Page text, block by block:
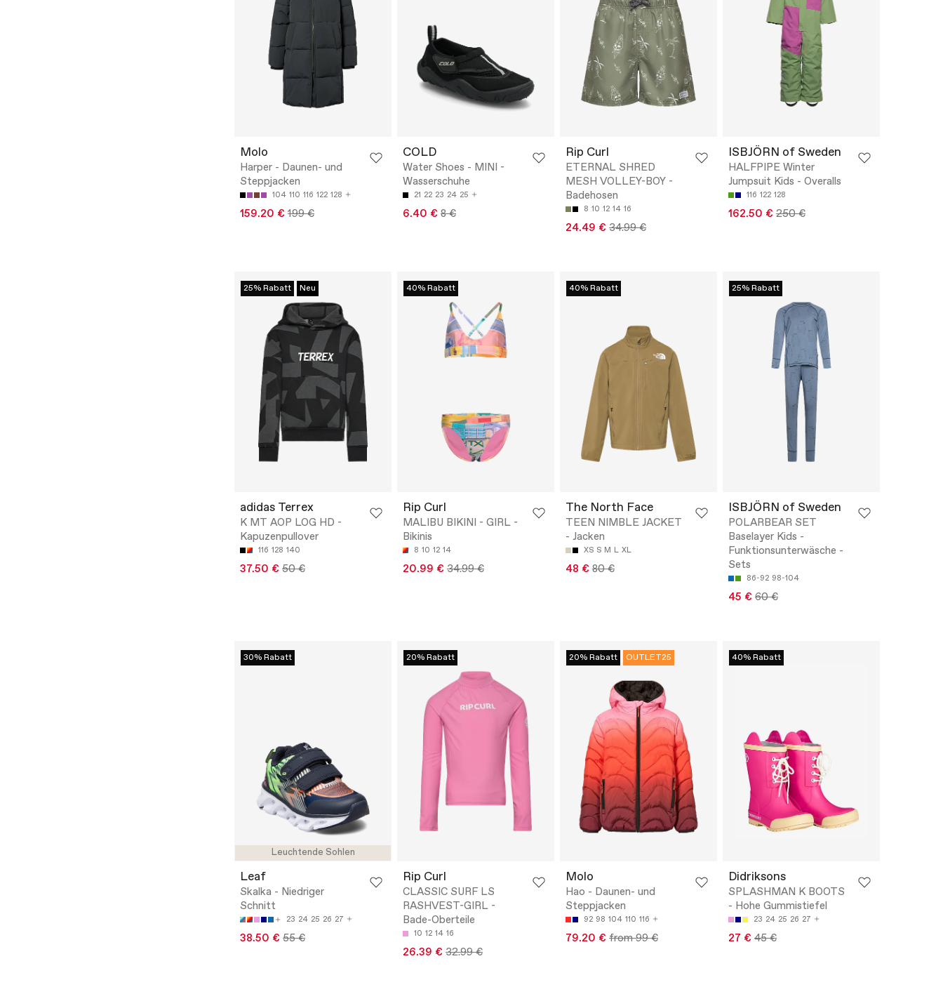
Molo
Harper - Daunen- und
Steppjacken
104 110 116 122 128
159.20 € 199 €
COLD
Water Shoes - MINI -
Wasserschuhe
21 22 23 24 25
6.40 € 8 €
Rip Curl
ETERNAL SHRED
MESH VOLLEY-BOY -
Badehosen
8 10 12 14 16
24.49 € 34.99 €
ISBJÖRN of Sweden
HALFPIPE Winter
Jumpsuit Kids - Overalls
116 122 128
162.50 € 250 €
25% Rabatt Neu
adidas Terrex
K MT AOP LOG HD -
Kapuzenpullover
116 128 140
37.50 € 50 €
40% Rabatt
Rip Curl
MALIBU BIKINI - GIRL -
Bikinis
8 10 12 14
20.99 € 34.99 €
40% Rabatt
The North Face
TEEN NIMBLE JACKET
- Jacken
XS S M L XL
48 € 80 €
25% Rabatt
ISBJÖRN of Sweden
POLARBEAR SET
Baselayer Kids -
Funktionsunterwäsche -
Sets
86-92 98-104
45 € 60 €
Leuchtende Sohlen
30% Rabatt
Leaf
Skalka - Niedriger
Schnitt
23 24 25 26 27
38.50 € 55 €
20% Rabatt
Rip Curl
CLASSIC SURF LS
RASHVEST-GIRL -
Bade-Oberteile
10 12 14 16
26.39 € 32.99 €
20% Rabatt OUTLET25
Molo
Hao - Daunen- und
Steppjacken
92 98 104 110 116
79.20 € from 99 €
40% Rabatt
Didriksons
SPLASHMAN K BOOTS
- Hohe Gummistiefel
23 24 25 26 27
27 € 45 €